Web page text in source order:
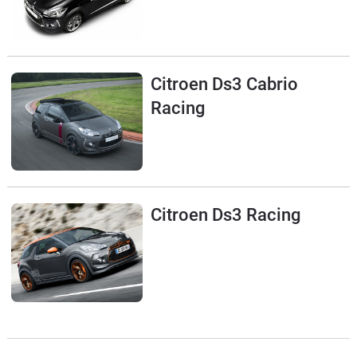
Services
Forum
Moto
Marques
Citroen Ds3 Cabrio
Racing
Citroen Ds3 Racing